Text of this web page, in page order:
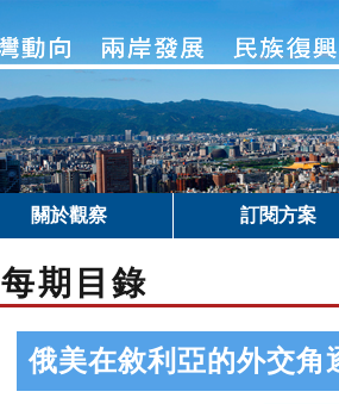
關於觀察 訂閱方案
每期目錄
俄美在敘利亞的外交角